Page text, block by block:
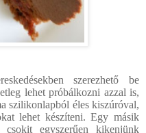
szerezhető be
lehet próbálkozni azzal is,
szilikonlapból éles kiszúróval,
lehet készíteni. Egy másik
egyszerűen kikenjünk